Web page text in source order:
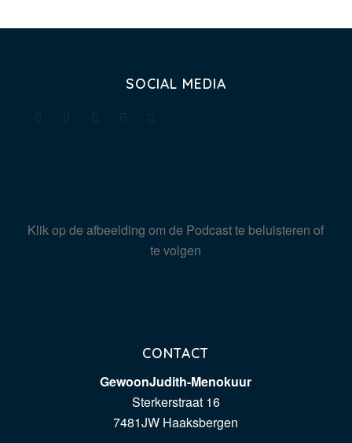
SOCIAL MEDIA
Klik op de afbeelding om de Podcast te beluisteren of
te volgen
CONTACT
GewoonJudith-Menokuur
Sterkerstraat 16
7481JW Haaksbergen